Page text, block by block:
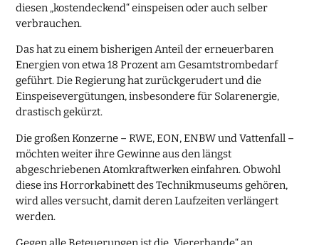
diesen „kostendeckend“ einspeisen oder auch selber
verbrauchen.
Das hat zu einem bisherigen Anteil der erneuerbaren
Energien von etwa 18 Prozent am Gesamtstrombedarf
geführt. Die Regierung hat zurückgerudert und die
Einspeisevergütungen, insbesondere für Solarenergie,
drastisch gekürzt.
Die großen Konzerne – RWE, EON, ENBW und Vattenfall –
möchten weiter ihre Gewinne aus den längst
abgeschriebenen Atomkraftwerken einfahren. Obwohl
diese ins Horrorkabinett des Technikmuseums gehören,
wird alles versucht, damit deren Laufzeiten verlängert
werden.